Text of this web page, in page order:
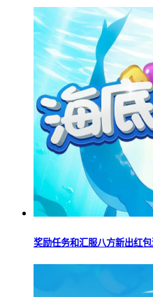
奖励任务和汇服八方新出红